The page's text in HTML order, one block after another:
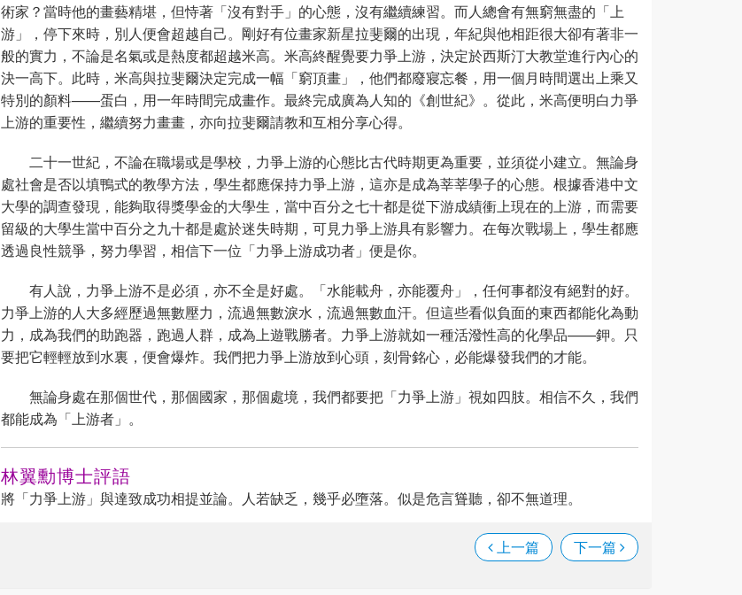
術家？當時他的畫藝精堪，但恃著「沒有對手」的心態，沒有繼續練習。而人總會有無窮無盡的「上
游」，停下來時，別人便會超越自己。剛好有位畫家新星拉斐爾的出現，年紀與他相距很大卻有著非一
般的實力，不論是名氣或是熱度都超越米高。米高終醒覺要力爭上游，決定於西斯汀大教堂進行內心的
決一高下。此時，米高與拉斐爾決定完成一幅「窮頂畫」，他們都廢寢忘餐，用一個月時間選出上乘又
特別的顏料——蛋白，用一年時間完成畫作。最終完成廣為人知的《創世紀》。從此，米高便明白力爭
上游的重要性，繼續努力畫畫，亦向拉斐爾請教和互相分享心得。
二十一世紀，不論在職場或是學校，力爭上游的心態比古代時期更為重要，並須從小建立。無論身
處社會是否以填鴨式的教學方法，學生都應保持力爭上游，這亦是成為莘莘學子的心態。根據香港中文
大學的調查發現，能夠取得獎學金的大學生，當中百分之七十都是從下游成績衝上現在的上游，而需要
留級的大學生當中百分之九十都是處於迷失時期，可見力爭上游具有影響力。在每次戰場上，學生都應
透過良性競爭，努力學習，相信下一位「力爭上游成功者」便是你。
有人說，力爭上游不是必須，亦不全是好處。「水能載舟，亦能覆舟」，任何事都沒有絕對的好。
力爭上游的人大多經歷過無數壓力，流過無數淚水，流過無數血汗。但這些看似負面的東西都能化為動
力，成為我們的助跑器，跑過人群，成為上遊戰勝者。力爭上游就如一種活潑性高的化學品——鉀。只
要把它輕輕放到水裏，便會爆炸。我們把力爭上游放到心頭，刻骨銘心，必能爆發我們的才能。
無論身處在那個世代，那個國家，那個處境，我們都要把「力爭上游」視如四肢。相信不久，我們
都能成為「上游者」。
林翼勳博士評語
將「力爭上游」與達致成功相提並論。人若缺乏，幾乎必墮落。似是危言聳聽，卻不無道理。
上一篇 下一篇